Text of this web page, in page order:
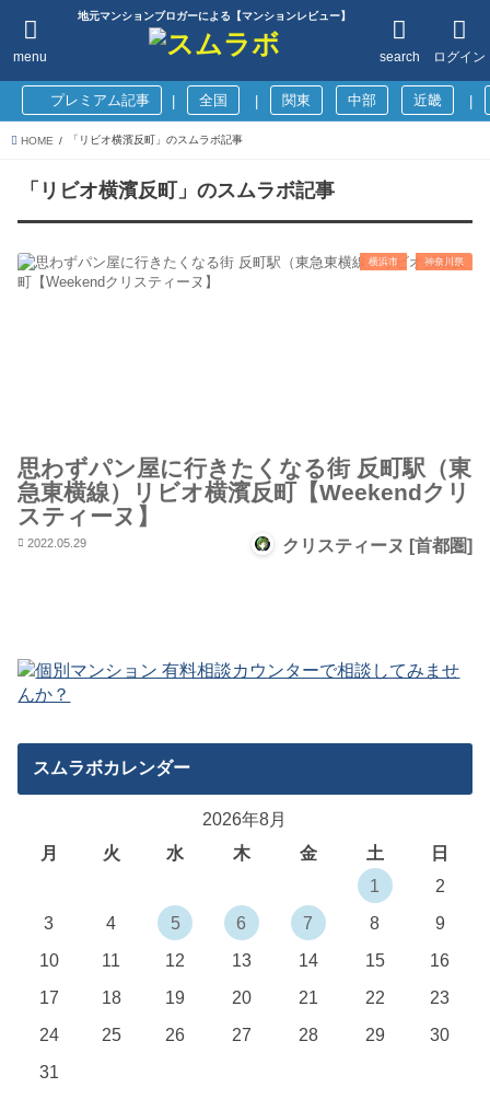
地元マンションブロガーによる【マンションレビュー】
ログイン
search
menu
プレミアム記事 全国 関東 中部 近畿
HOME 「リビオ横濱反町」のスムラボ記事
「リビオ横濱反町」のスムラボ記事
横浜市 神奈川県
思わずパン屋に行きたくなる街 反町駅（東
急東横線）リビオ横濱反町【Weekendクリ
スティーヌ】
2022.05.29 クリスティーヌ [首都圏]
スムラボカレンダー
2026年8月
月
火 水 木 金 土
日
1
2
3
4 5 6 7 8
9
10
11 12 13 14 15
16
17
18 19 20 21 22
23
24
25 26 27 28 29
30
31